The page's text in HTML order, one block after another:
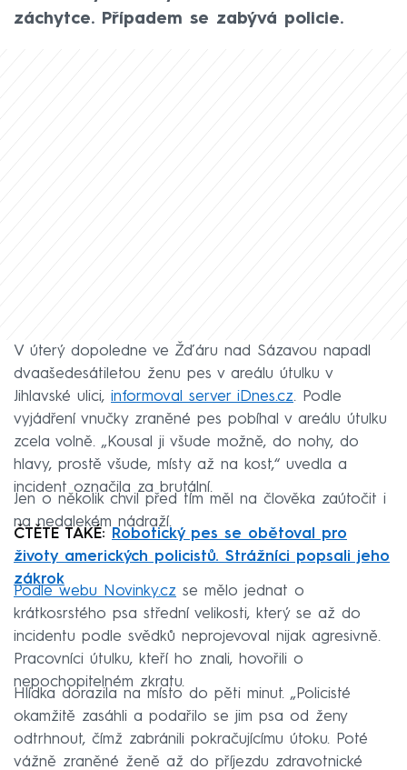
záchytce. Případem se zabývá policie.
V úterý dopoledne ve Žďáru nad Sázavou napadl
dvaašedesátiletou ženu pes v areálu útulku v
Jihlavské ulici, informoval server iDnes.cz. Podle
vyjádření vnučky zraněné pes pobíhal v areálu útulku
zcela volně. „Kousal ji všude možně, do nohy, do
hlavy, prostě všude, místy až na kost,“ uvedla a
incident označila za brutální.
Jen o několik chvil před tím měl na člověka zaútočit i
na nedalekém nádraží.
ČTĚTE TAKÉ:
Robotický pes se obětoval pro
životy amerických policistů. Strážníci popsali jeho
zákrok
Podle webu Novinky.cz se mělo jednat o
krátkosrstého psa střední velikosti, který se až do
incidentu podle svědků neprojevoval nijak agresivně.
Pracovníci útulku, kteří ho znali, hovořili o
nepochopitelném zkratu.
Hlídka dorazila na místo do pěti minut. „Policisté
okamžitě zasáhli a podařilo se jim psa od ženy
odtrhnout, čímž zabránili pokračujícímu útoku. Poté
vážně zraněné ženě až do příjezdu zdravotnické